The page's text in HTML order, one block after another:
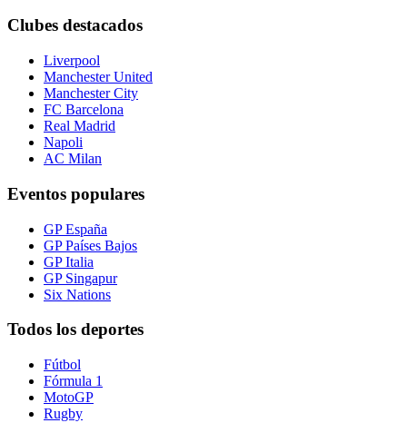
Clubes destacados
Liverpool
Manchester United
Manchester City
FC Barcelona
Real Madrid
Napoli
AC Milan
Eventos populares
GP España
GP Países Bajos
GP Italia
GP Singapur
Six Nations
Todos los deportes
Fútbol
Fórmula 1
MotoGP
Rugby